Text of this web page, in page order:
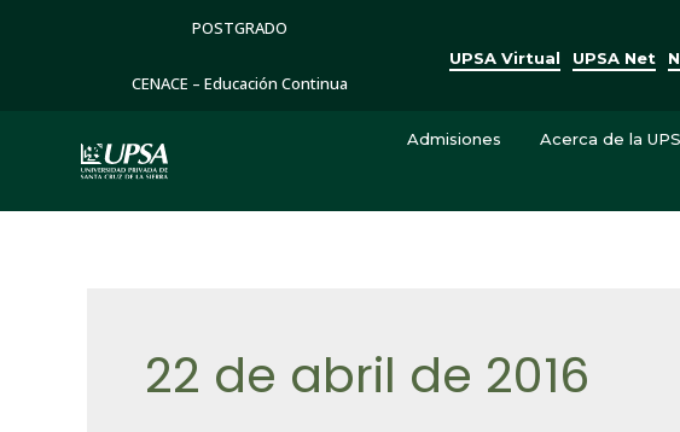
POSTGRADO
CENACE – Educación Continua
UPSA Virtual UPSA Net
Admisiones Acerca de la
22 de abril de 2016